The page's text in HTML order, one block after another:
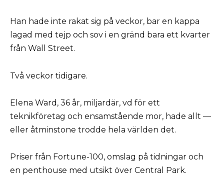
Han hade inte rakat sig på veckor, bar en kappa
lagad med tejp och sov i en gränd bara ett kvarter
från Wall Street.
Två veckor tidigare.
Elena Ward, 36 år, miljardär, vd för ett
teknikföretag och ensamstående mor, hade allt —
eller åtminstone trodde hela världen det.
Priser från Fortune-100, omslag på tidningar och
en penthouse med utsikt över Central Park.